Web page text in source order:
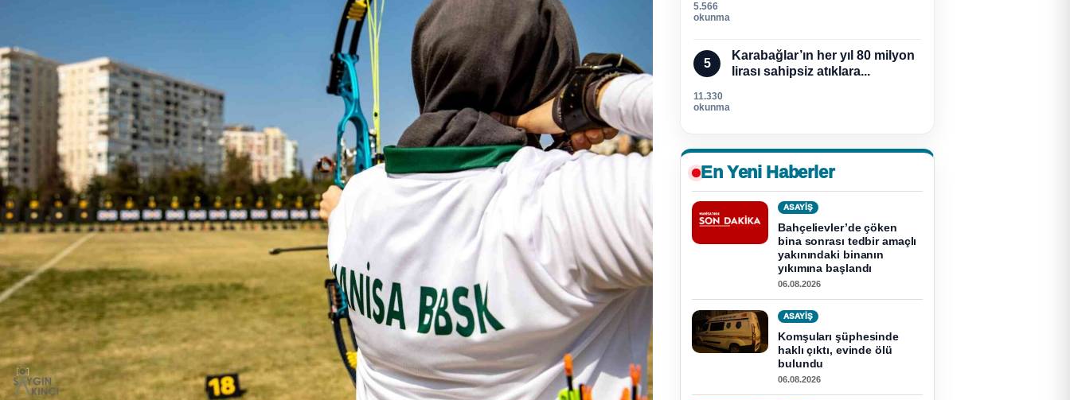
5.566
okunma
5
Karabağlar’ın her yıl 80 milyon
lirası sahipsiz atıklara...
11.330
okunma
En Yeni Haberler
ASAYİŞ
Bahçelievler’de çöken
bina sonrası tedbir amaçlı
yakınındaki binanın
yıkımına başlandı
06.08.2026
ASAYİŞ
Komşuları şüphesinde
haklı çıktı, evinde ölü
bulundu
06.08.2026